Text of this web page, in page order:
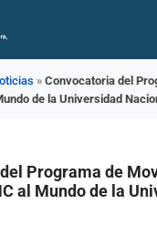
» Convocatoria del
de la Universidad
Programa de
al Mundo de la